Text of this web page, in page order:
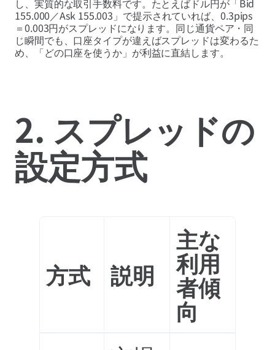
し、実質的な取引手数料です。たとえばドル円が「Bid
155.000／Ask 155.003」で提示されていれば、0.3pips
＝0.003円がスプレッドになります。同じ通貨ペア・同
じ瞬間でも、口座タイプが違えばスプレッドは変わるた
め、「どの口座を使うか」が利益に直結します。
2. スプレッドの
設定方式
方式 説明
主な
利用
者傾
向